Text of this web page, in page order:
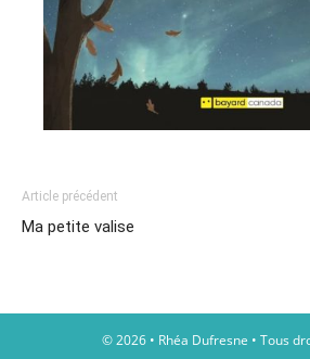
Article précédent
Ma petite valise
© 2026 • Rhéa Dufresne • Tous